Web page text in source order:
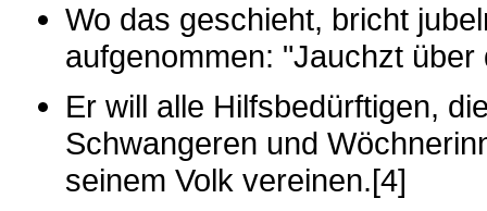
Wo das geschieht, bricht
aufgenommen: "Jauchzt
Er will alle Hilfsbedürftigen,
Schwangeren und
seinem Volk vereinen.[4]